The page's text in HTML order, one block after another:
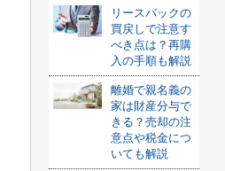
リースバックの
買戻しで注意す
べき点は？再購
入の手順も解説
離婚で親名義の
家は財産分与で
きる？売却の注
意点や税金につ
いても解説